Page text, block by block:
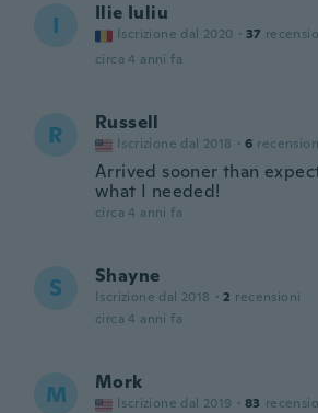
I Ilie Iuliu
Iscrizione dal 2020 · 37
circa 4 anni fa
R Russell
Iscrizione dal 2018 · 6
Arrived sooner than
what I needed!
circa 4 anni fa
S Shayne
Iscrizione dal 2018 · 2 recensioni
circa 4 anni fa
M Mork
Iscrizione dal 2019 · 83